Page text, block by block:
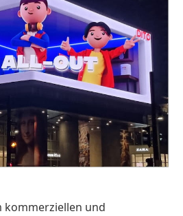
kommerziellen und